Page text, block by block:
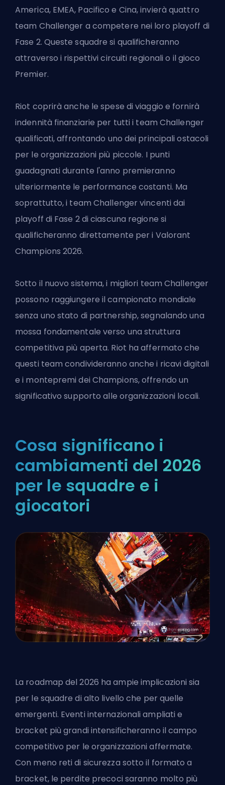
America, EMEA, Pacifico e Cina, invierà quattro
team Challenger a competere nei loro playoff di
Fase 2. Queste squadre si qualificheranno
attraverso i rispettivi circuiti regionali o il gioco
Premier.
Riot coprirà anche le spese di viaggio e fornirà
indennità finanziarie per tutti i team Challenger
qualificati, affrontando uno dei principali ostacoli
per le organizzazioni più piccole. I punti
guadagnati durante l'anno premieranno
ulteriormente le performance costanti. Ma
soprattutto, i team Challenger vincenti dai
playoff di Fase 2 di ciascuna regione si
qualificheranno direttamente per i Valorant
Champions 2026.
Sotto il nuovo sistema, i migliori team Challenger
possono raggiungere il campionato mondiale
senza uno stato di partnership, segnalando una
mossa fondamentale verso una struttura
competitiva più aperta. Riot ha affermato che
questi team condivideranno anche i ricavi digitali
e i montepremi dei Champions, offrendo un
significativo supporto alle organizzazioni locali.
Cosa significano i
cambiamenti del 2026
per le squadre e i
giocatori
La roadmap del 2026 ha ampie implicazioni sia
per le squadre di alto livello che per quelle
emergenti. Eventi internazionali ampliati e
bracket più grandi intensificheranno il campo
competitivo per le organizzazioni affermate.
Con meno reti di sicurezza sotto il formato a
bracket, le perdite precoci saranno molto più